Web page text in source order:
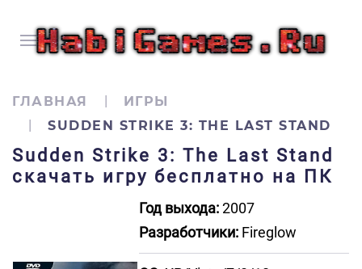
ГЛАВНАЯ
ИГРЫ
SUDDEN STRIKE 3: THE LAST STAND
Sudden Strike 3: The Last Stand
скачать игру бесплатно на ПК
Год выхода:2007
Разработчики: Fireglow